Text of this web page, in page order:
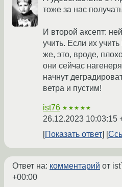
тоже за нас
И второй аксепт:
учить. Если их
же, это, вроде,
они сейчас
начнут
ветра и пустим!
ist76 ★★★★★
26.12.2023 10:03:15
Показать ответ
Ответ на: комментарий от
+00:00